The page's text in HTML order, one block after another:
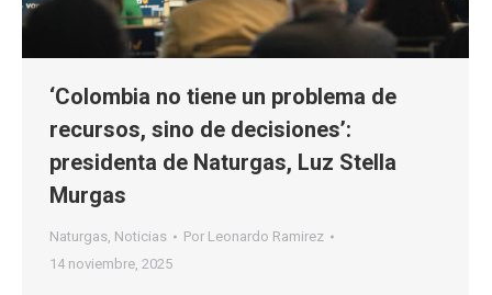
‘Colombia no tiene un problema de
recursos, sino de decisiones’:
presidenta de Naturgas, Luz Stella
Murgas
Naturgas, Noticias Por Leonardo Ramirez
14 noviembre, 2025